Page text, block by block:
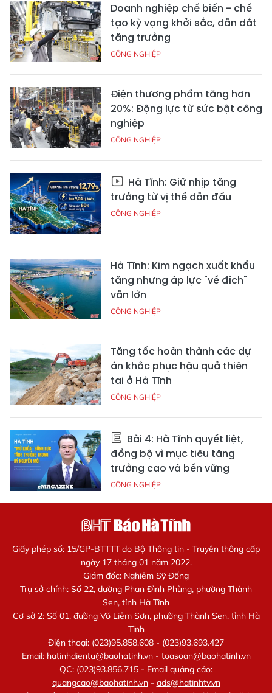
Doanh nghiệp chế biến - chế
tạo kỳ vọng khởi sắc, dẫn dắt
tăng trưởng
CÔNG NGHIỆP
Điện thương phẩm tăng hơn
20%: Động lực từ sức bật công
nghiệp
CÔNG NGHIỆP
Hà Tĩnh: Giữ nhịp tăng
trưởng từ vị thế dẫn đầu
CÔNG NGHIỆP
Hà Tĩnh: Kim ngạch xuất khẩu
tăng nhưng áp lực "về đích"
vẫn lớn
CÔNG NGHIỆP
Tăng tốc hoàn thành các dự
án khắc phục hậu quả thiên
tai ở Hà Tĩnh
CÔNG NGHIỆP
Bài 4: Hà Tĩnh quyết liệt,
đồng bộ vì mục tiêu tăng
trưởng cao và bền vững
CÔNG NGHIỆP
Giấy phép số: 15/GP-BTTTT do Bộ Thông tin - Truyền thông cấp
ngày 17 tháng 01 năm 2022.
Giám đốc: Nghiêm Sỹ Đống
Trụ sở chính: Số 22, đường Phan Đình Phùng, phường Thành
Sen, tỉnh Hà Tĩnh
Cơ sở 2: Số 01, đường Võ Liêm Sơn, phường Thành Sen, tỉnh Hà
Tĩnh
Điện thoại: (023)95.858.608 - (023)93.693.427
Email: hatinhdientu@baohatinh.vn- toasoan@baohatinh.vn
QC: (023)93.856.715 - Email quảng cáo:
quangcao@baohatinh.vn- ads@hatinhtv.vn